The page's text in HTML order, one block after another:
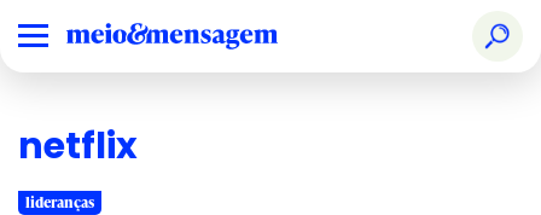
netflix
lideranças